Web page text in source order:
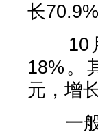
长
10月
18%。
元，增
一般